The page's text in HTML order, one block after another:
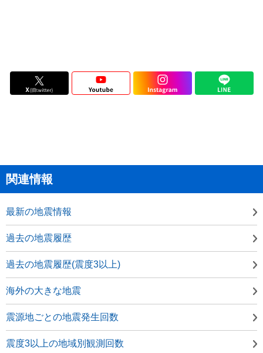
関連情報
最新の地震情報
過去の地震履歴
過去の地震履歴(震度3以上)
海外の大きな地震
震源地ごとの地震発生回数
震度3以上の地域別観測回数